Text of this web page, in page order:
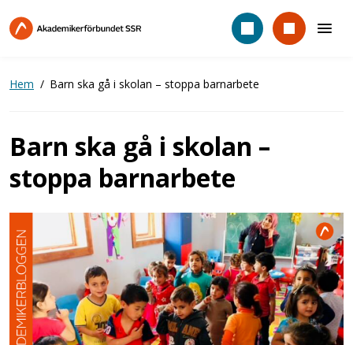
till
Hem Barn ska gå i skolan – stoppa barnarbete
Barn ska gå i skolan –
stoppa barnarbete